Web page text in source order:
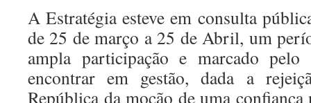
A Estratégia esteve em consulta
de 25 de março a 25 de Abril, um
ampla participação e marcado
encontrar em gestão, dada a
República da moção de uma